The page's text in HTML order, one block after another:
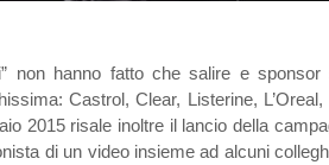
non hanno fatto che salire e
Castrol, Clear, Listerine,
2015 risale inoltre il lancio della
di un video insieme ad alcuni